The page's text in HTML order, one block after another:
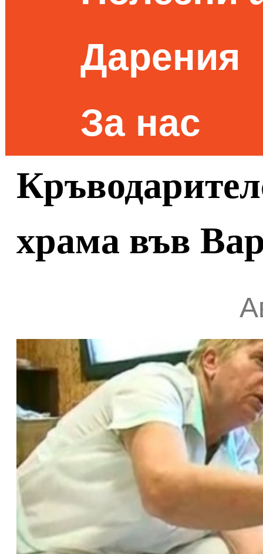
Дарения
За нас
храма във